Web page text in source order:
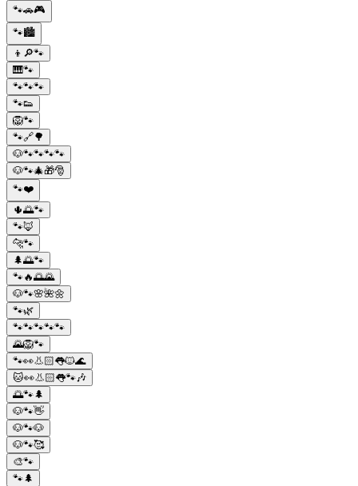
🐾🚗🎮
🐾🏙
👦🔎🐾
🎹🐾
🐾🐾🐾
🐾👟
🦁🐾
🐾🔗🌳
🐶🐾🐾🐾🐾
🐶🐾🎄🎁🎅
🐾❤️
🌵🌅🐾
🐾🦊
🐆🐾
🌲🌅🐾
🐾🔥🌅🌄
🐶🐾🌸🌺🌼
🐾🌿
🐾🐾🐾🐾🐾
🌄🦁🐾
🐾👀👃🏻👅🐱🌊
🐱👀👃🏻👅🐾🎶
🌅🐾🌲
🐶🐾👋
🐶🐾🐶
🐶🐾🥰
🎨🐾
🐾🌲